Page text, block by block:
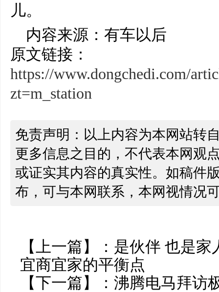
儿。
内容来源：有车以后
原文链接：
https://www.dongchedi.com/
zt=m_station
免责声明：以上内容为本网站转
更多信息之目的，不代表本网观
或证实其内容的真实性。如稿件
布，可与本网联系，本网视情况
【上一篇】： 是伙伴 也是家
宜商宜家的平衡点
【下一篇】： 沸腾电马拜访